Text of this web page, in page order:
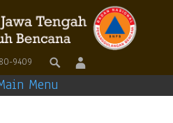
9409
Menu